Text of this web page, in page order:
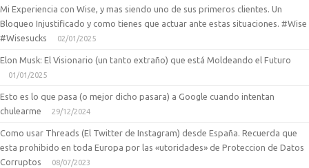
Mi Experiencia con Wise, y mas siendo uno de sus primeros clientes. Un
Bloqueo Injustificado y como tienes que actuar ante estas situaciones. #Wise
#Wisesucks
02/01/2025
Elon Musk: El Visionario (un tanto extraño) que está Moldeando el Futuro
01/01/2025
Esto es lo que pasa (o mejor dicho pasara) a Google cuando intentan
chulearme
29/12/2024
Como usar Threads (El Twitter de Instagram) desde España. Recuerda que
esta prohibido en toda Europa por las «utoridades» de Proteccion de Datos
Corruptos
08/07/2023